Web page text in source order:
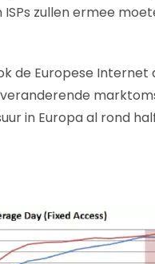
zullen ermee
de Europese Internet
in Europa al rond